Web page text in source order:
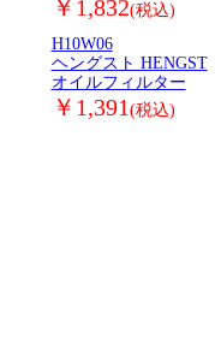
￥1,832(税込)
H10W06
ヘングスト HENGST
オイルフィルター
￥1,391 (税込)